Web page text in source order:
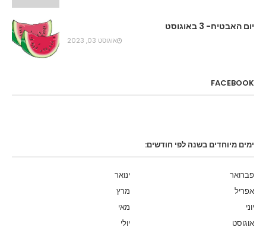
יום האבטיח- 3 באוגוסט
אוגוסט 03, 2023
FACEBOOK
ימים מיוחדים בשנה לפי חודשים:
ינואר
פברואר
מרץ
אפריל
מאי
יוני
יולי
אוגוסט